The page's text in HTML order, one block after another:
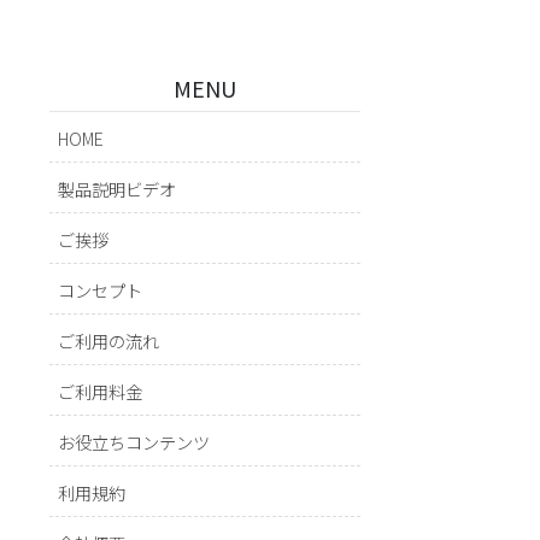
MENU
HOME
製品説明ビデオ
ご挨拶
コンセプト
ご利用の流れ
ご利用料金
お役立ちコンテンツ
利用規約